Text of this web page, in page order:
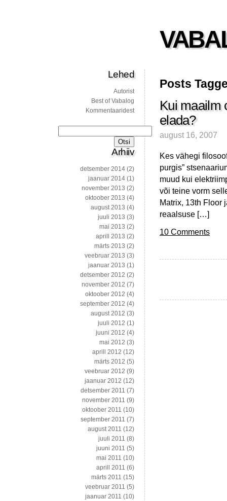
Posts
Kui maailm
elada?
august 16, 2007
Kes vähegi
purgis”
muud kui
või teine vorm
Matrix, 13th Floor
reaalsuse […]
10 Comments
Lehed
Autorist
Best of Vabalog
Kommentaaridest
Arhiiv
detsember 2014 (2)
jaanuar 2014 (1)
november 2013 (2)
oktoober 2013 (4)
august 2013 (4)
juuli 2013 (3)
mai 2013 (2)
aprill 2013 (2)
märts 2013 (2)
veebruar 2013 (3)
jaanuar 2013 (1)
detsember 2012 (2)
november 2012 (7)
oktoober 2012 (4)
september 2012 (4)
august 2012 (3)
juuli 2012 (1)
juuni 2012 (4)
mai 2012 (3)
aprill 2012 (12)
märts 2012 (5)
veebruar 2012 (9)
jaanuar 2012 (12)
detsember 2011 (7)
november 2011 (9)
oktoober 2011 (10)
september 2011 (7)
august 2011 (12)
juuli 2011 (8)
juuni 2011 (5)
mai 2011 (10)
aprill 2011 (6)
märts 2011 (15)
veebruar 2011 (5)
jaanuar 2011 (10)